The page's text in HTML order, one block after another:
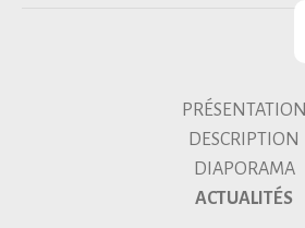
PRÉSENTATION
DESCRIPTION
DIAPORAMA
ACTUALITÉS